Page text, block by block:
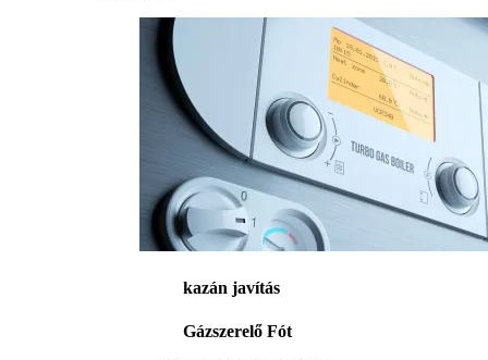
kazán javítás
Gázszerelő Fót